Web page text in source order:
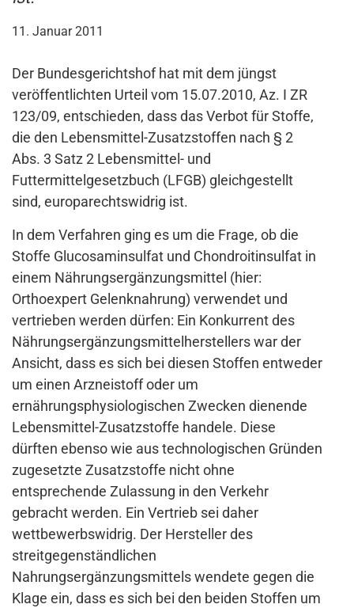
11. Januar 2011
Der Bundesgerichtshof hat mit dem jüngst
veröffentlichten Urteil vom 15.07.2010, Az. I ZR
123/09, entschieden, dass das Verbot für Stoffe,
die den Lebensmittel-Zusatzstoffen nach § 2
Abs. 3 Satz 2 Lebensmittel- und
Futtermittelgesetzbuch (LFGB) gleichgestellt
sind, europarechtswidrig ist.
In dem Verfahren ging es um die Frage, ob die
Stoffe Glucosaminsulfat und Chondroitinsulfat in
einem Nährungsergänzungsmittel (hier:
Orthoexpert Gelenknahrung) verwendet und
vertrieben werden dürfen: Ein Konkurrent des
Nährungsergänzungsmittelherstellers war der
Ansicht, dass es sich bei diesen Stoffen entweder
um einen Arzneistoff oder um
ernährungsphysiologischen Zwecken dienende
Lebensmittel-Zusatzstoffe handele. Diese
dürften ebenso wie aus technologischen Gründen
zugesetzte Zusatzstoffe nicht ohne
entsprechende Zulassung in den Verkehr
gebracht werden. Ein Vertrieb sei daher
wettbewerbswidrig. Der Hersteller des
streitgegenständlichen
Nahrungsergänzungsmittels wendete gegen die
Klage ein, dass es sich bei den beiden Stoffen um